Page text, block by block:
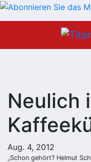
Neulich
Aug. 4, 2012
„Schon gehört? Helmut